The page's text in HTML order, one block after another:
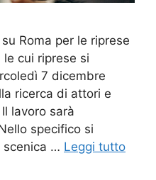
Roma per le riprese
cui riprese si
7 dicembre
ricerca di attori e
lavoro sarà
specifico si
scenica … Leggi tutto